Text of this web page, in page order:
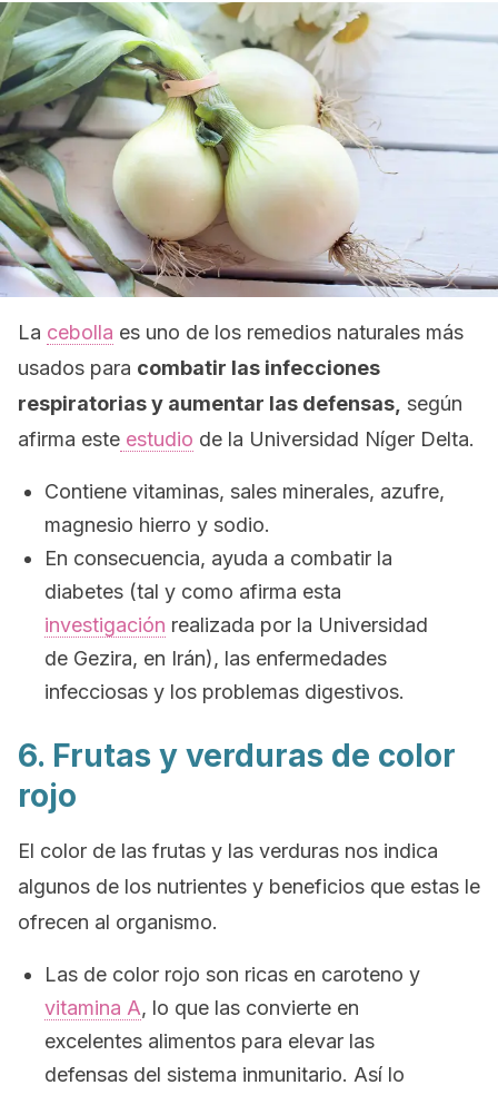
La cebolla es uno de los remedios naturales más
usados para combatir las infecciones
respiratorias y aumentar las defensas, según
afirma este estudio de la Universidad Níger Delta.
Contiene vitaminas, sales minerales, azufre,
magnesio hierro y sodio.
En consecuencia, ayuda a combatir la
diabetes (tal y como afirma esta
investigación realizada por la Universidad
de Gezira, en Irán), las enfermedades
infecciosas y los problemas digestivos.
6. Frutas y verduras de color
rojo
El color de las frutas y las verduras nos indica
algunos de los nutrientes y beneficios que estas le
ofrecen al organismo.
Las de color rojo son ricas en caroteno y
vitamina A, lo que las convierte en
excelentes alimentos para elevar las
defensas del sistema inmunitario. Así lo